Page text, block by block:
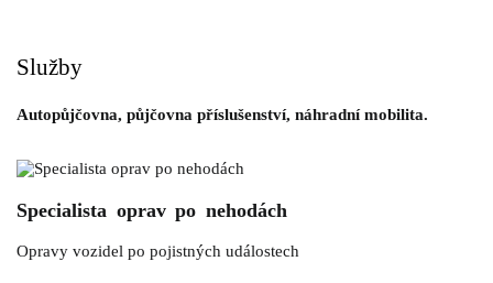
Služby
Autopůjčovna, půjčovna příslušenství, náhradní mobilita.
Specialista oprav po nehodách
Opravy vozidel po pojistných událostech